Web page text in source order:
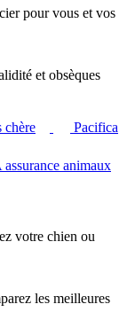
pour vous et vos
et obsèques
chère
Pacifica
animaux
votre chien ou
les meilleures